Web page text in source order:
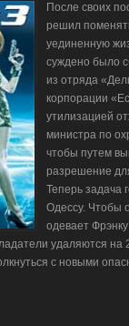
После своих
решил
уединенную
суждено было
из отряда
корпорации
утилизацией
министра по
чтобы путем
разрешение
Теперь задача
Одессу. Чтобы
одевает
удаляются
с новыми